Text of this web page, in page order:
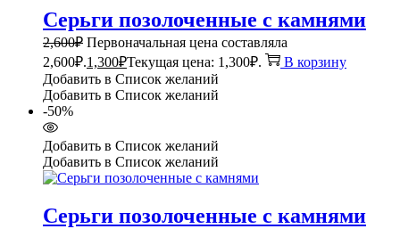
Серьги позолоченные с камнями
2,600₽ Первоначальная цена составляла
2,600₽.1,300₽Текущая цена: 1,300₽.
В корзину
Добавить в Список желаний
Добавить в Список желаний
-50%
Добавить в Список желаний
Добавить в Список желаний
Серьги позолоченные с камнями